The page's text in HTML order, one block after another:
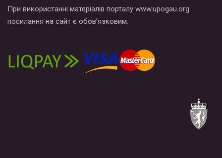
При використанні матеріалів порталу www.upogau.org
посилання на сайт є обов’язковим.